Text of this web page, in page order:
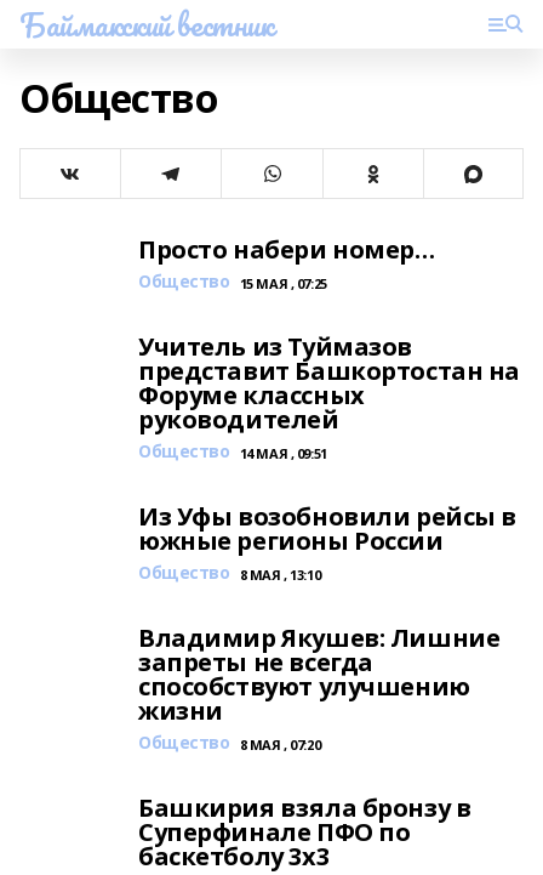
Баймакский вестник
Общество
Просто набери номер…
Общество 15 МАЯ , 07:25
Учитель из Туймазов
представит Башкортостан на
Форуме классных
руководителей
Общество 14 МАЯ , 09:51
Из Уфы возобновили рейсы в
южные регионы России
Общество 8 МАЯ , 13:10
Владимир Якушев: Лишние
запреты не всегда
способствуют улучшению
жизни
Общество 8 МАЯ , 07:20
Башкирия взяла бронзу в
Суперфинале ПФО по
баскетболу 3х3